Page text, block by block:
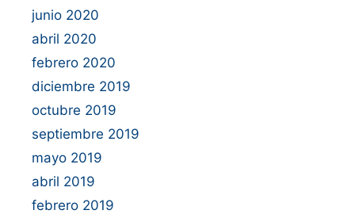
junio 2020
abril 2020
febrero 2020
diciembre 2019
octubre 2019
septiembre 2019
mayo 2019
abril 2019
febrero 2019